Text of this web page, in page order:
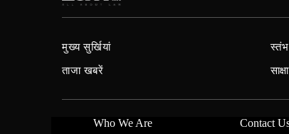
मुख्य सुर्खियां
ताजा खबरें
स्तंभ
Who We Are Contact